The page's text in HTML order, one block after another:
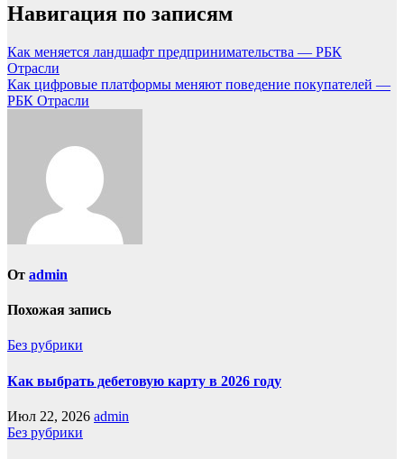
Навигация по записям
Как меняется ландшафт предпринимательства — РБК
Отрасли
Как цифровые платформы меняют поведение покупателей —
РБК Отрасли
От admin
Похожая запись
Без рубрики
Как выбрать дебетовую карту в 2026 году
Июл 22, 2026 admin
Без рубрики